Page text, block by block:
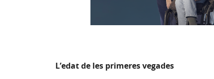
L’edat de les primeres vegades